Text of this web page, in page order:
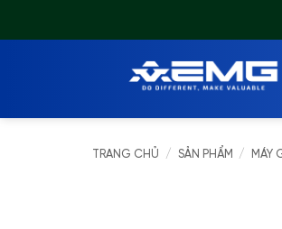
TRANG CHỦ / SẢN PHẨM / MÁY